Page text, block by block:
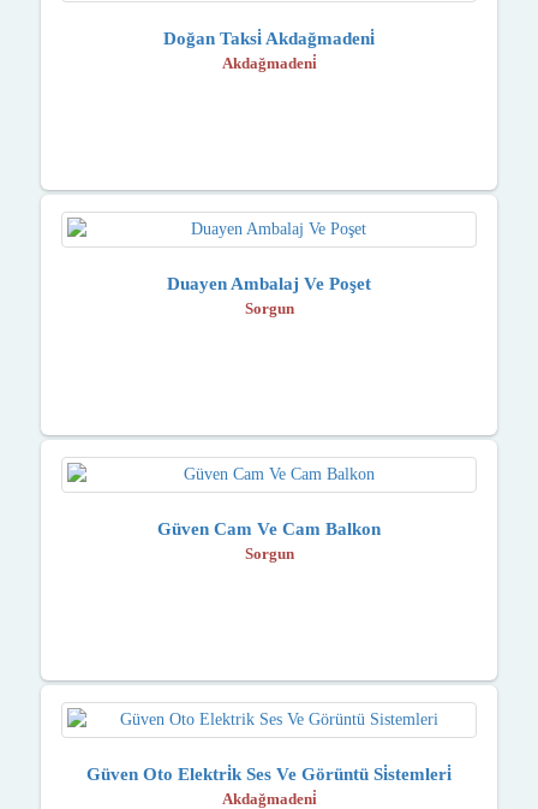
Doğan Taksi̇ Akdağmadeni̇
Akdağmadeni̇
Duayen Ambalaj Ve Poşet
Sorgun
Güven Cam Ve Cam Balkon
Sorgun
Güven Oto Elektri̇k Ses Ve Görüntü Si̇stemleri̇
Akdağmadeni̇